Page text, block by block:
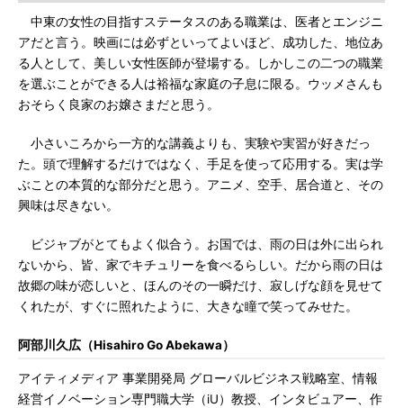
中東の女性の目指すステータスのある職業は、医者とエンジニ
アだと言う。映画には必ずといってよいほど、成功した、地位あ
る人として、美しい女性医師が登場する。しかしこの二つの職業
を選ぶことができる人は裕福な家庭の子息に限る。ウッメさんも
おそらく良家のお嬢さまだと思う。
小さいころから一方的な講義よりも、実験や実習が好きだっ
た。頭で理解するだけではなく、手足を使って応用する。実は学
ぶことの本質的な部分だと思う。アニメ、空手、居合道と、その
興味は尽きない。
ビジャブがとてもよく似合う。お国では、雨の日は外に出られ
ないから、皆、家でキチュリーを食べるらしい。だから雨の日は
故郷の味が恋しいと、ほんのその一瞬だけ、寂しげな顔を見せて
くれたが、すぐに照れたように、大きな瞳で笑ってみせた。
阿部川久広（Hisahiro Go Abekawa）
アイティメディア 事業開発局 グローバルビジネス戦略室、情報
経営イノベーション専門職大学（iU）教授、インタビュアー、作